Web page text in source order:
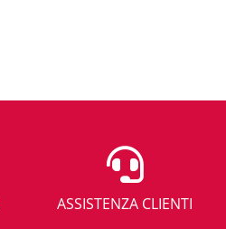
ASSISTENZA CLIENTI